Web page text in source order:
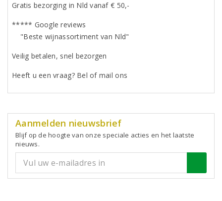
Gratis bezorging in Nld vanaf € 50,-
***** Google reviews
"Beste wijnassortiment van Nld"
Veilig betalen, snel bezorgen
Heeft u een vraag? Bel of mail ons
Aanmelden nieuwsbrief
Blijf op de hoogte van onze speciale acties en het laatste
nieuws.